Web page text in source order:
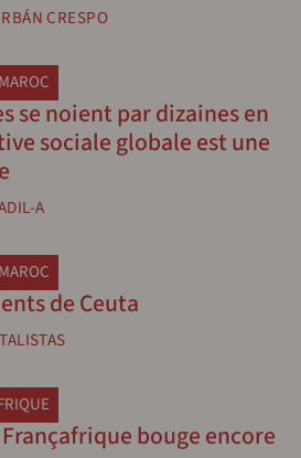
CRESPO
MAROC
se noient par dizaines en
sociale globale est une
A
MAROC
de Ceuta
bouge encore